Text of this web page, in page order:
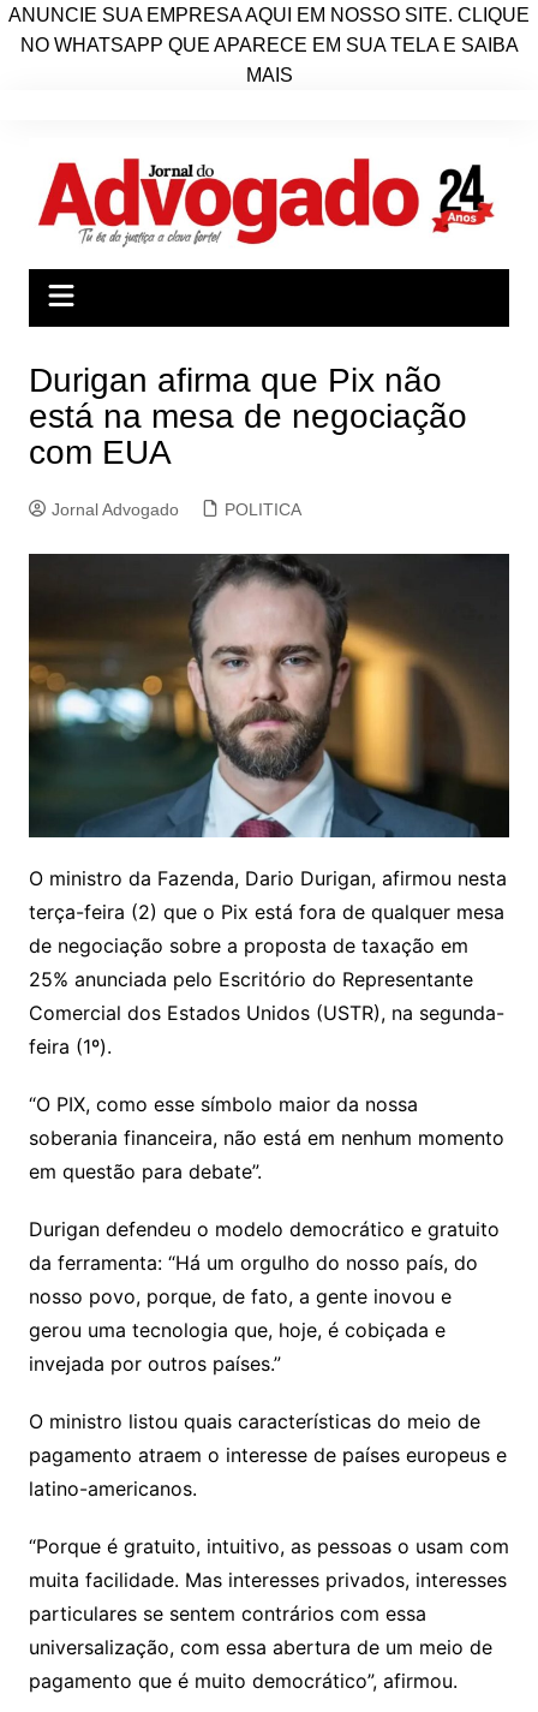
ANUNCIE SUA EMPRESA AQUI EM NOSSO SITE. CLIQUE
NO WHATSAPP QUE APARECE EM SUA TELA E SAIBA
MAIS
conteúdo
Durigan afirma que Pix não
está na mesa de negociação
com EUA
Jornal Advogado POLITICA
O ministro da Fazenda, Dario Durigan, afirmou nesta
terça-feira (2) que o Pix está fora de qualquer mesa
de negociação sobre a proposta de taxação em
25% anunciada pelo Escritório do Representante
Comercial dos Estados Unidos (USTR), na segunda-
feira (1º).
“O PIX, como esse símbolo maior da nossa
soberania financeira, não está em nenhum momento
em questão para debate”.
Durigan defendeu o modelo democrático e gratuito
da ferramenta: “Há um orgulho do nosso país, do
nosso povo, porque, de fato, a gente inovou e
gerou uma tecnologia que, hoje, é cobiçada e
invejada por outros países.”
O ministro listou quais características do meio de
pagamento atraem o interesse de países europeus e
latino-americanos.
“Porque é gratuito, intuitivo, as pessoas o usam com
muita facilidade. Mas interesses privados, interesses
particulares se sentem contrários com essa
universalização, com essa abertura de um meio de
pagamento que é muito democrático”, afirmou.